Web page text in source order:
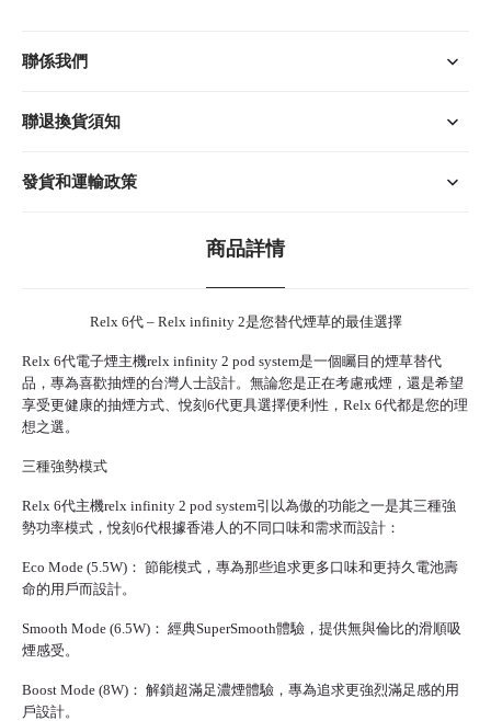
聯係我們
聯退換貨須知
發貨和運輸政策
商品詳情
Relx 6代 – Relx infinity 2是您替代煙草的最佳選擇
Relx 6代電子煙主機relx infinity 2 pod system是一個矚目的煙草替代
品，專為喜歡抽煙的台灣人士設計。無論您是正在考慮戒煙，還是希望
享受更健康的抽煙方式、悅刻6代更具選擇便利性，Relx 6代都是您的理
想之選。
三種強勢模式
Relx 6代主機relx infinity 2 pod system引以為傲的功能之一是其三種強
勢功率模式，悅刻6代根據香港人的不同口味和需求而設計：
Eco Mode (5.5W)： 節能模式，專為那些追求更多口味和更持久電池壽
命的用戶而設計。
Smooth Mode (6.5W)： 經典SuperSmooth體驗，提供無與倫比的滑順吸
煙感受。
Boost Mode (8W)： 解鎖超滿足濃煙體驗，專為追求更強烈滿足感的用
戶設計。